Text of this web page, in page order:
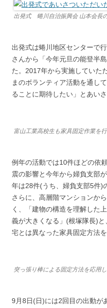
出発式 蜷川自治振興会 山本会長
出発式は蜷川地区センターで
さんから「今年元旦の能登半
た。2017年から実施していた
まのボランティア活動を通し
ることに期待したい」とあい
富山工業高校生も家具固定作業を
例年の活動では10件ほどの依
震の影響と今年から婦負支部
年は28件(うち、婦負支部5件)
さらに、高層階マンションか
く、「建物の構造を理解した
義が大きくなる」(根塚隊長)
宅とは異なった家具固定方法
突っ張り棒による固定方法を応用
9月8日(日)には2回目の出動が